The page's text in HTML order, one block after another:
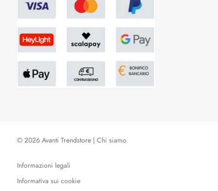
© 2026 Avanti Trendstore | Chi siamo
Informazioni legali
Informativa sui cookie